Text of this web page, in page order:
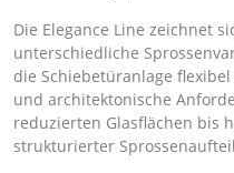
Die Elegance Line zeichnet
unterschiedliche
die Schiebetüranlage
und architektonische
reduzierten Glasflächen bis
strukturierter